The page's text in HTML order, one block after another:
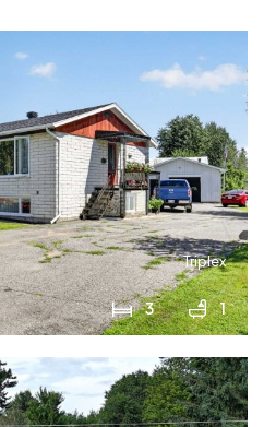
Triplex
3 1